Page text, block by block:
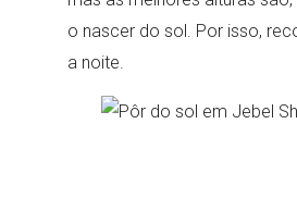
o nascer do sol. Por isso,
a noite.